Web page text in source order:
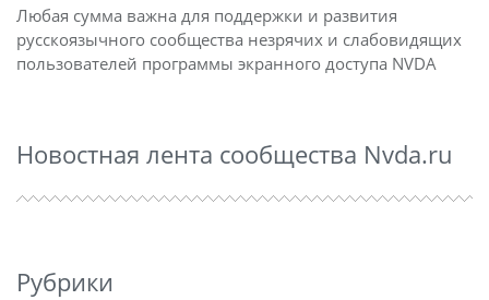
Любая сумма важна для поддержки и развития
русскоязычного сообщества незрячих и слабовидящих
пользователей программы экранного доступа NVDA
Новостная лента сообщества Nvda.ru
Рубрики